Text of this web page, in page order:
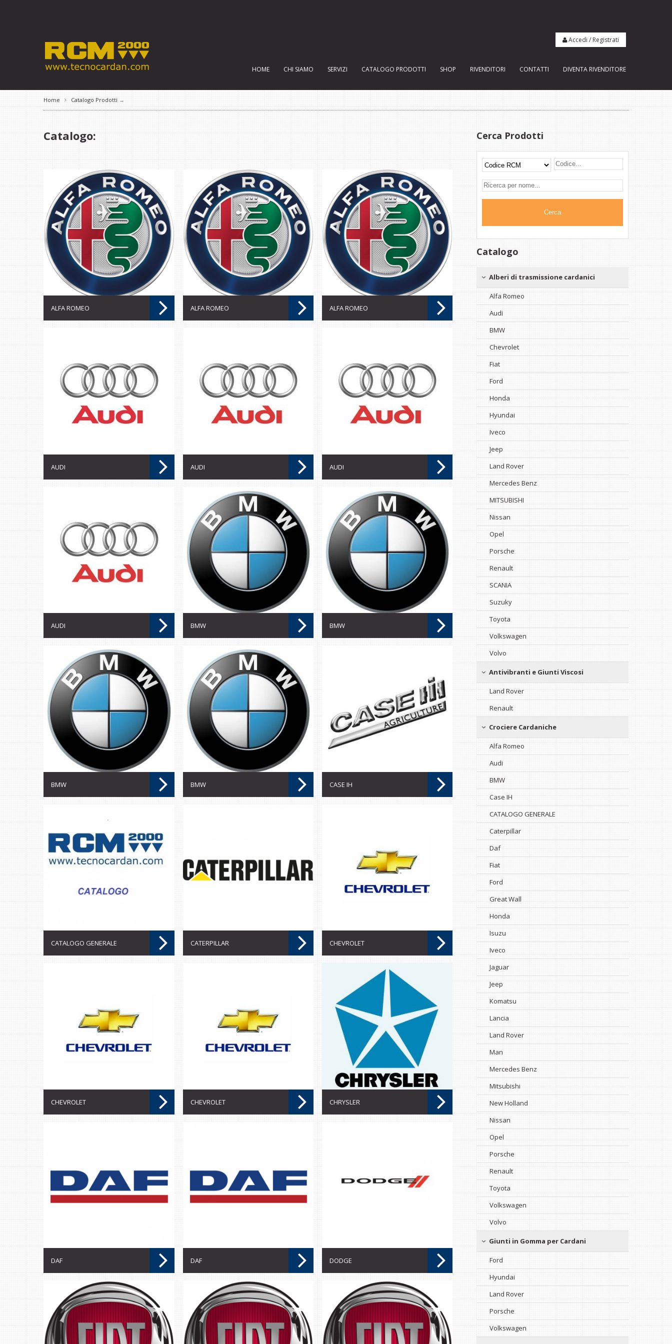
Accedi / Registrati
HOME CHI SIAMO SERVIZI CATALOGO PRODOTTI SHOP RIVENDITORI CONTATTI DIVENTA RIVENDITORE
Home Catalogo Prodotti →
Catalogo:
ALFA ROMEO ALFA ROMEO ALFA ROMEO
AUDI AUDI AUDI
AUDI BMW BMW
BMW BMW CASE IH
CATALOGO GENERALE CATERPILLAR CHEVROLET
CHEVROLET CHEVROLET CHRYSLER
DAF DAF DODGE
Cerca Prodotti
Catalogo
Alberi di trasmissione cardanici
Alfa Romeo
Audi
BMW
Chevrolet
Fiat
Ford
Honda
Hyundai
Iveco
Jeep
Land Rover
Mercedes Benz
MITSUBISHI
Nissan
Opel
Porsche
Renault
SCANIA
Suzuky
Toyota
Volkswagen
Volvo
Antivibranti e Giunti Viscosi
Land Rover
Renault
Crociere Cardaniche
Alfa Romeo
Audi
BMW
Case IH
CATALOGO GENERALE
Caterpillar
Daf
Fiat
Ford
Great Wall
Honda
Isuzu
Iveco
Jaguar
Jeep
Komatsu
Lancia
Land Rover
Man
Mercedes Benz
Mitsubishi
New Holland
Nissan
Opel
Porsche
Renault
Toyota
Volkswagen
Volvo
Giunti in Gomma per Cardani
Ford
Hyundai
Land Rover
Porsche
Volkswagen